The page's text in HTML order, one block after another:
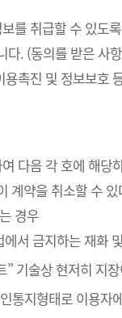
를 취급할 수 있도
. (동의를 받은
촉진 및 정보보호
다음 각 호에 해
계약을 취소할 수
경우
서 금지하는 재화
기술상 현저히 지
통지형태로 이용자